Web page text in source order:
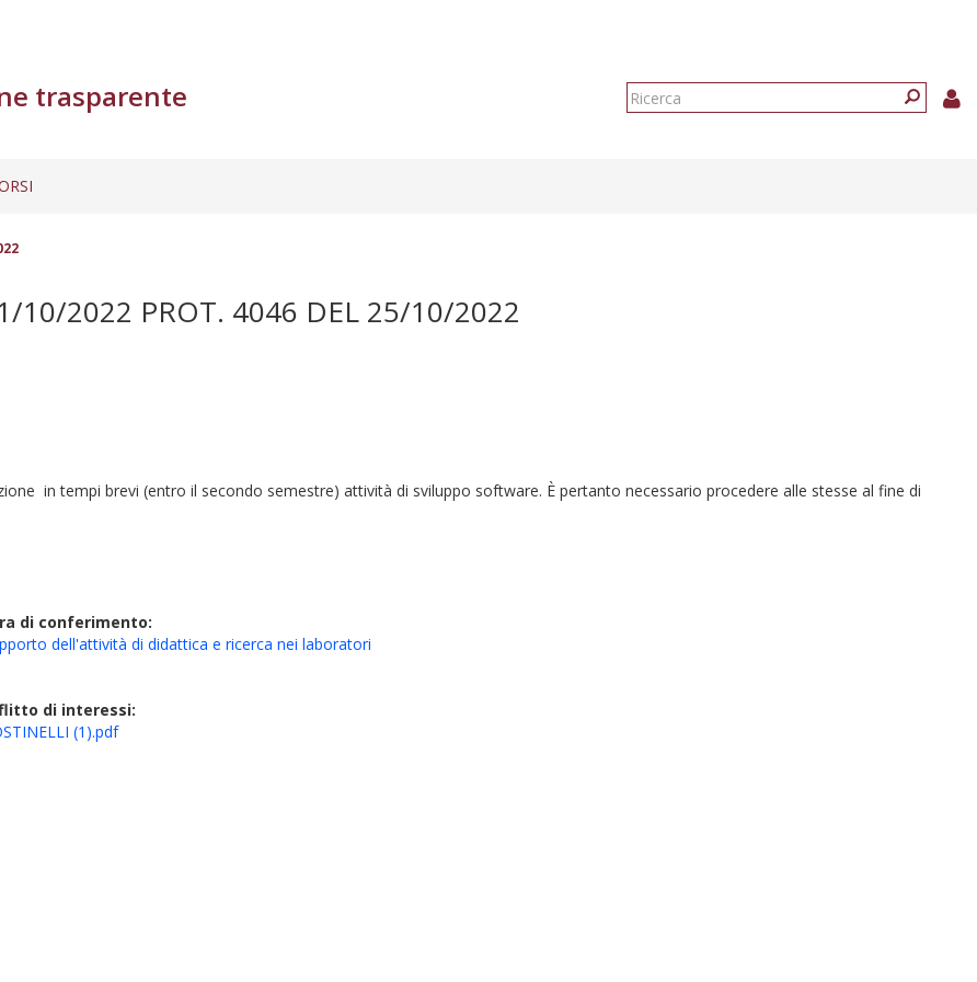
trasparente
Form
10/2022 PROT. 4046 DEL 25/10/2022
in tempi brevi (entro il secondo semestre) attività di sviluppo software. È pertanto necessario procedere alle stesse al fine di
di conferimento:
dell'attività di didattica e ricerca nei laboratori
di interessi:
(1).pdf